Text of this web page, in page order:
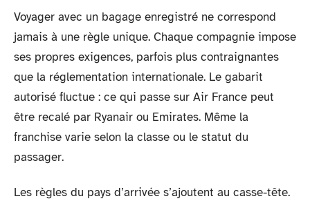
Voyager avec un bagage enregistré ne correspond
jamais à une règle unique. Chaque compagnie impose
ses propres exigences, parfois plus contraignantes
que la réglementation internationale. Le gabarit
autorisé fluctue : ce qui passe sur Air France peut
être recalé par Ryanair ou Emirates. Même la
franchise varie selon la classe ou le statut du
passager.
Les règles du pays d’arrivée s’ajoutent au casse-tête.